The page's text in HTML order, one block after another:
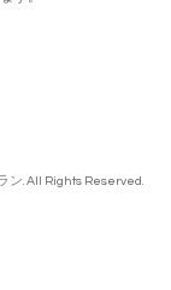
ン . All Rights Reserved.